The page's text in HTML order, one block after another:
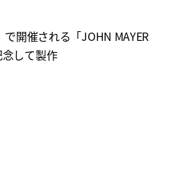
で開催される「JOHN MAYER
して製作